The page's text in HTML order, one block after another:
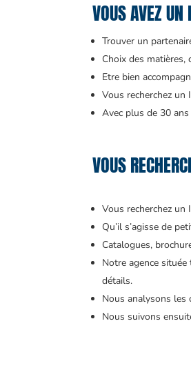
VOUS AVEZ
Trouver un
Choix des
Etre bien
Vous recherchez
Avec plus de 30
VOUS
Vous recherchez
Qu’il s’agisse de
Catalogues,
Notre agence
détails.
Nous analysons
Nous suivons